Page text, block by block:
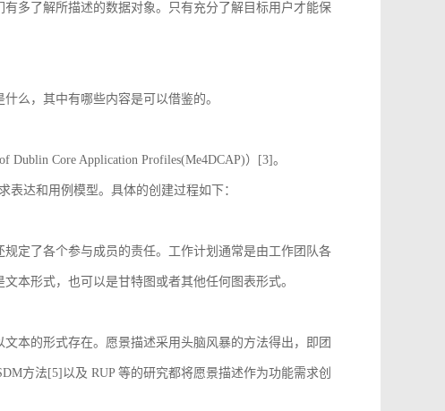
多了解所描述的数据对象。只有充分了解目标用户才能保
么，其中有哪些内容是可以借鉴的。
Core Application Profiles(Me4DCAP)）[3]。
表达和用例模型。具体的创建过程如下：
定了各个参与成员的责任。工作计划通常是由工作团队各
本形式，也可以是甘特图或者其他任何图表形式。
本的形式存在。愿景描述采用头脑风暴的方法得出，即团
方法[5]以及 RUP 等的研究都将愿景描述作为功能需求创